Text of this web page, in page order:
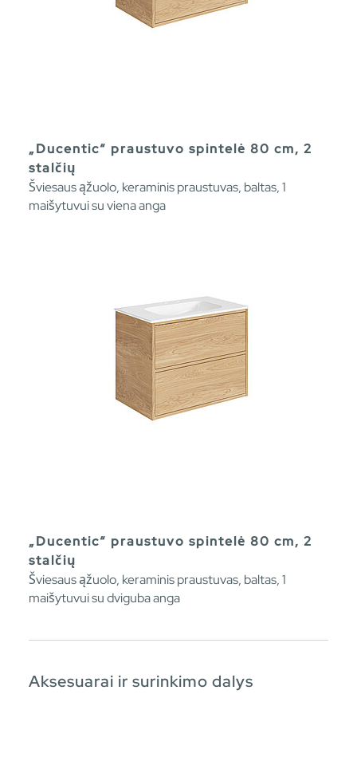
„Ducentic“ praustuvo spintelė 80 cm, 2
stalčių
Šviesaus ąžuolo, keraminis praustuvas, baltas, 1
maišytuvui su viena anga
„Ducentic“ praustuvo spintelė 80 cm, 2
stalčių
Šviesaus ąžuolo, keraminis praustuvas, baltas, 1
maišytuvui su dviguba anga
Aksesuarai ir surinkimo dalys